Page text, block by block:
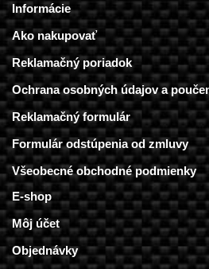
Informácie
Ako nakupovať
Reklamačný poriadok
Ochrana osobných údajov a
Reklamačný formulár
Formulár odstúpenia od zmluvy
Všeobecné obchodné podmienky
E-shop
Môj účet
Objednávky